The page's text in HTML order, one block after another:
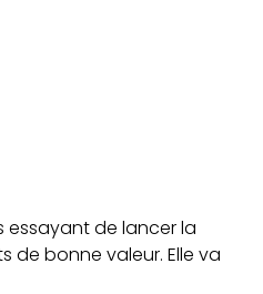
essayant de lancer la
de bonne valeur. Elle va